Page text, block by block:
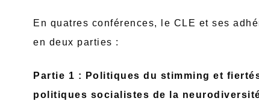
En quatres conférences, le CLE et ses
en deux parties :
Partie 1 : Politiques du stimming et
politiques socialistes de la